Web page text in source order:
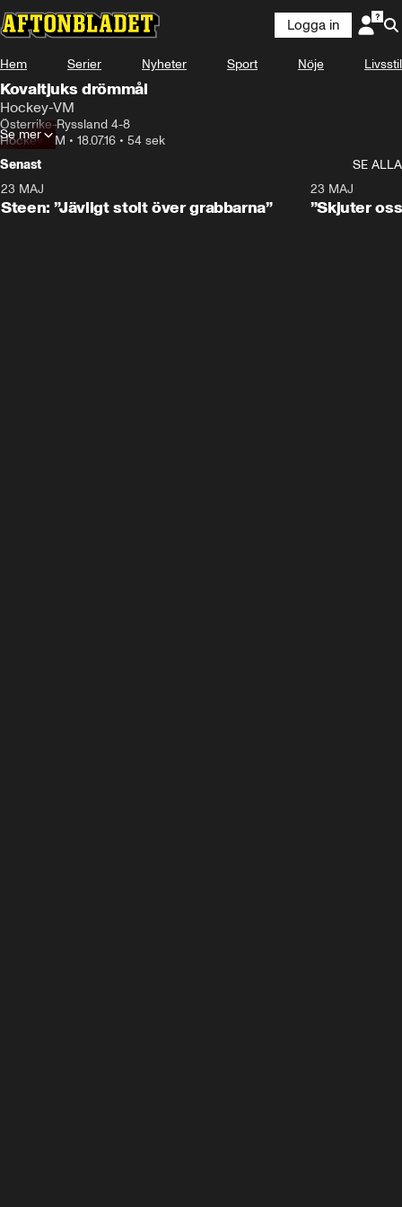
Logga in
Hem Serier Nyheter Sport Nöje Livsstil
Kovaltjuks drömmål
Hockey-VM
Österrike-Ryssland 4-8
Hockey-VM • 18.07.16 • 54 sek
Se mer
Senast
SE ALLA
23 MAJ
Steen: ”Jävligt stolt över grabbarna”
23 MAJ
”Skjuter